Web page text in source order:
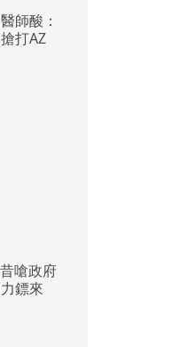
師酸：
打AZ
嗆政府
鏢來